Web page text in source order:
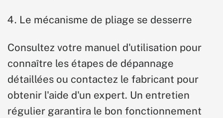
Le mécanisme de pliage se desserre
Consultez votre manuel d'utilisation pour
connaître les étapes de dépannage
détaillées ou contactez le fabricant pour
obtenir l'aide d'un expert. Un entretien
régulier garantira le bon fonctionnement